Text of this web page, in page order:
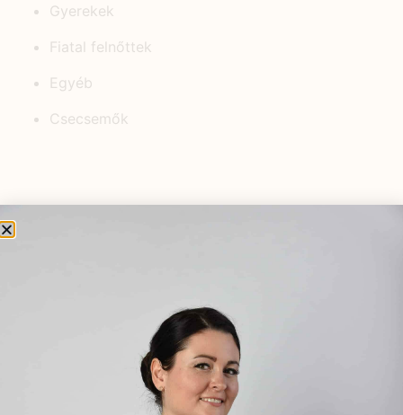
Gyerekek
Fiatal felnőttek
Egyéb
Csecsemők
Megjelent az első cikk a
HerbClinic-ről a Forbes-ban!
2024.02.28.